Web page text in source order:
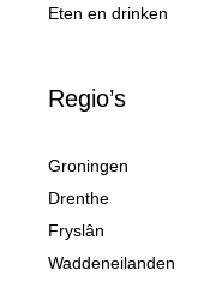
Eten en drinken
Regio’s
Groningen
Drenthe
Fryslân
Waddeneilanden